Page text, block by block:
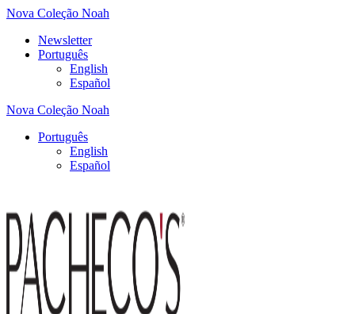
Nova Coleção Noah
Newsletter
Português
English
Español
Nova Coleção Noah
Português
English
Español